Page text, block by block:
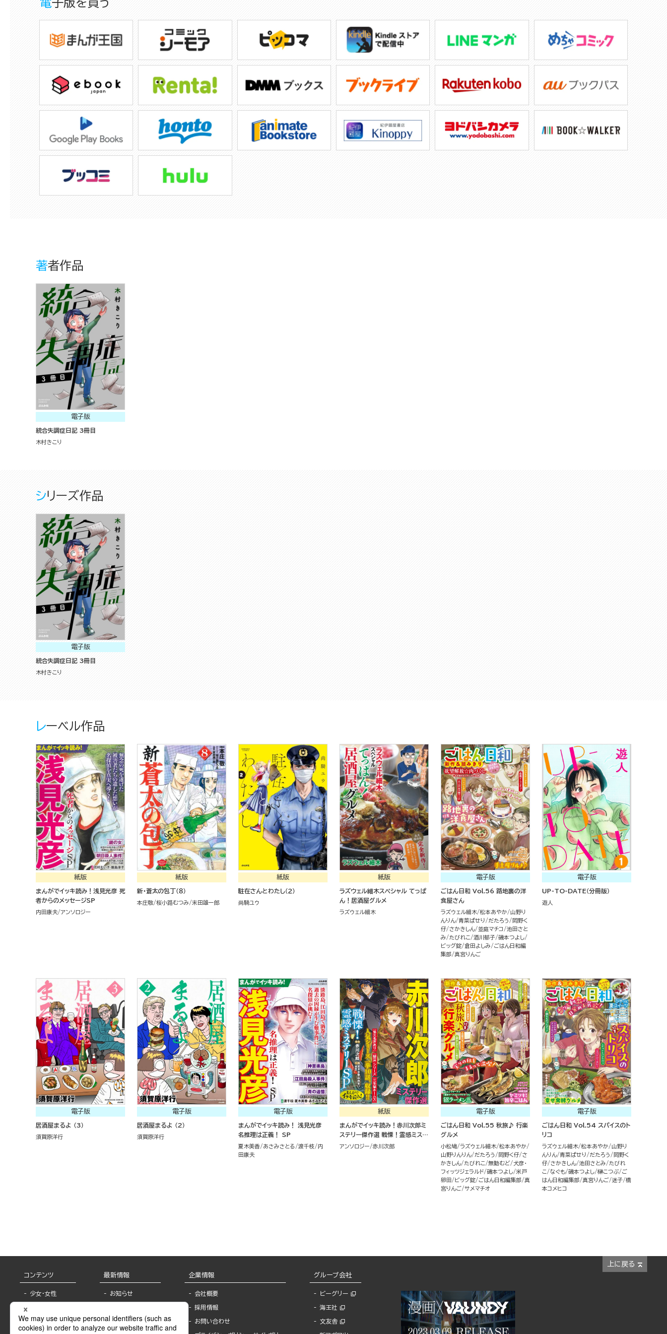
電子版を買う
著者作品
電子版
統合失調症日記 3冊目
木村きこり
シリーズ作品
電子版
統合失調症日記 3冊目
木村きこり
レーベル作品
紙版
まんがでイッキ読み！浅見光彦 死
者からのメッセージSP
内田康夫 アンソロジー
紙版
新・蒼太の包丁（８）
本庄敬 桜小路むつみ 末田雄一郎
紙版
駐在さんとわたし（２）
尚騎ユウ
紙版
ラズウェル細木スペシャル てっぱ
ん！居酒屋グルメ
ラズウェル細木
電子版
ごはん日和 Vol.56 路地裏の洋
食屋さん
ラズウェル細木 松本あやか
山野り
んりん 青菜ぱせり だたろう
岡野く
仔 さかきしん 並庭マチコ
池田さと
み
たびれこ 酒川郁子 磯本つよし
ビッグ錠 倉田よしみ
ごはん日和編
集部
真宮りんご
電子版
UP-TO-DATE（分冊版）
遊人
電子版
居酒屋まるよ （3）
須賀原洋行
電子版
居酒屋まるよ （2）
須賀原洋行
電子版
まんがでイッキ読み！ 浅見光彦
名推理は正義！ SP
夏木美香 あさみさとる 渡千枝
内
田康夫
紙版
まんがでイッキ読み！赤川次郎ミ
ステリー傑作選 戦慄！霊感ミステ
リーSP
アンソロジー 赤川次郎
電子版
ごはん日和 Vol.55 秋旅♪ 行楽
グルメ
小松鳩 ラズウェル細木 松本あやか
山野りんりん だたろう 岡野く仔 さ
かきしん
たびれこ 無動むど
犬彦・
フィッツジェラルド 磯本つよし 米戸
卵田
ビッグ錠 ごはん日和編集部
真
宮りんご サメマチオ
電子版
ごはん日和 Vol.54 スパイスのト
リコ
ラズウェル細木 松本あやか
山野り
んりん 青菜ぱせり だたろう
岡野く
仔 さかきしん 池田さとみ
たびれ
こ
なぐも 磯本つよし 榊こつぶ
ご
はん日和編集部
真宮りんご 迷子 橋
本コメヒコ
上に戻る
コンテンツ
少女・女性
BL
最新情報
お知らせ
報
書店様へ
企業情報
会社概要
採用情報
お問い合わせ
グループ会社
ビーグリー
海王社
文友舎